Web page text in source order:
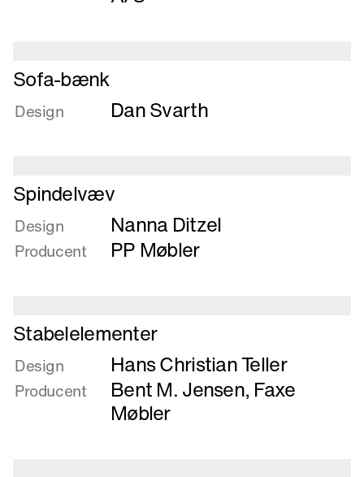
Læs
mere
om
Sofa-bænk
Design Dan Svarth
Læs
mere
om
Spindelvæv
Spindelvæv
Design Nanna Ditzel
Producent PP Møbler
Læs
mere
om
Stabelelementer
Stabelelementer
Design Hans Christian Teller
Producent Bent M. Jensen, Faxe
Møbler